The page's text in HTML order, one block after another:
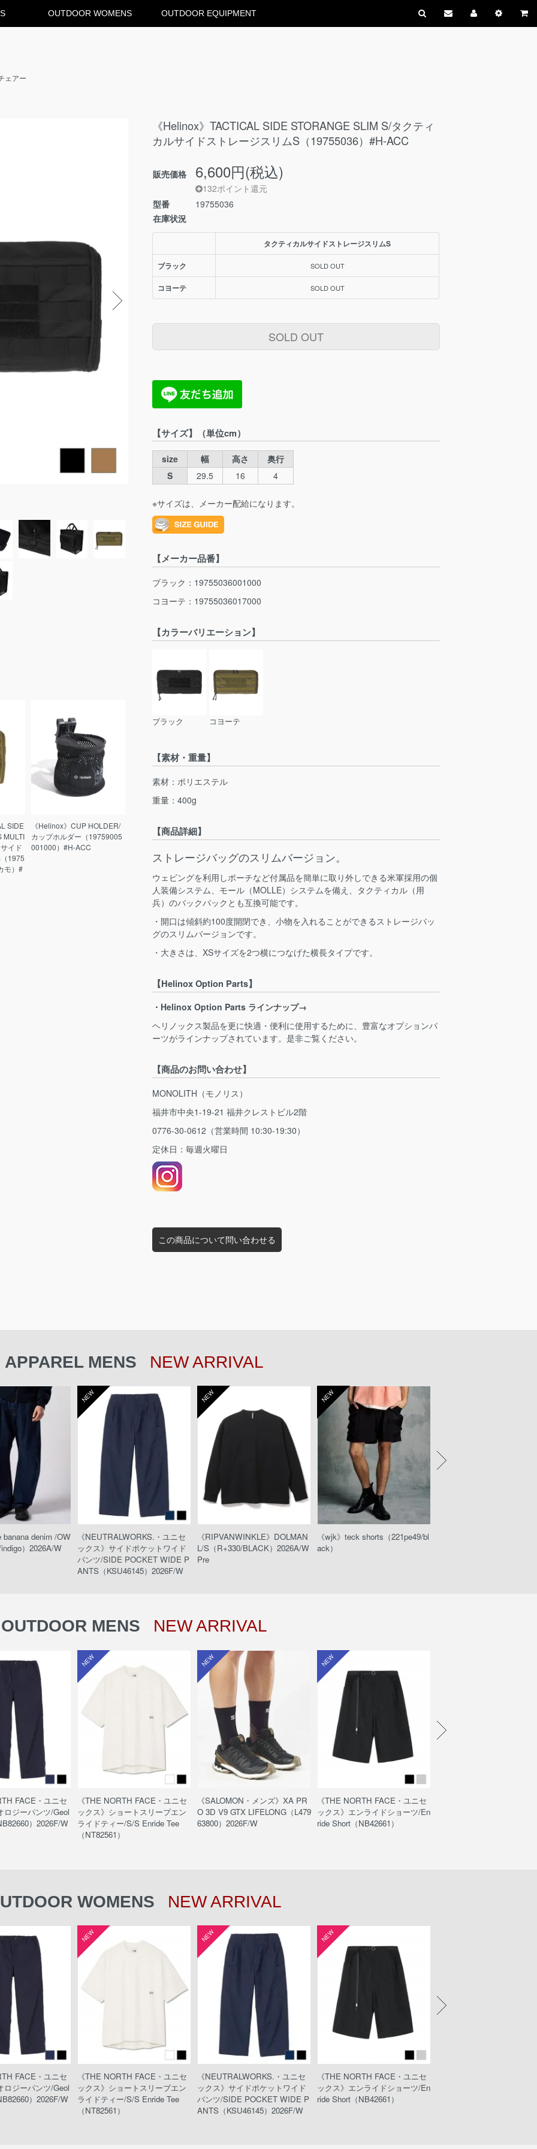
OUTDOOR WOMENS OUTDOOR EQUIPMENT
ェアー
SIDE
MULTI
イド
1975
モ）#
《Helinox》CUP HOLDER/
カップホルダー（19759005
001000）#H-ACC
《Helinox》TACTICAL SIDE STORANGE SLIM S/タクティ
カルサイドストレージスリムS（19755036）#H-ACC
販売価格 6,600円(税込)
132ポイント還元
型番
19755036
在庫状況
タクティカルサイドストレージスリムS
ブラック SOLD OUT
コヨーテ SOLD OUT
SOLD OUT
【サイズ】（単位cm）
size 幅 高さ
奥行
S
29.5 16 4
※サイズは、メーカー配給になります。
【メーカー品番】
ブラック：19755036001000
コヨーテ：19755036017000
【カラーバリエーション】
ブラック コヨーテ
【素材・重量】
素材：ポリエステル
重量：400g
【商品詳細】
ストレージバッグのスリムバージョン。
ウェビングを利用しポーチなど付属品を簡単に取り外しできる米軍採用の個
人装備システム、モール（MOLLE）システムを備え、タクティカル（用
兵）のバックパックとも互換可能です。
・開口は傾斜約100度開閉でき、小物を入れることができるストレージバッ
グのスリムバージョンです。
・大きさは、XSサイズを2つ横につなげた横長タイプです。
【Helinox Option Parts】
・Helinox Option Parts ラインナップ→
ヘリノックス製品を更に快適・便利に使用するために、豊富なオプションパ
ーツがラインナップされています。是非ご覧ください。
【商品のお問い合わせ】
MONOLITH（モノリス）
福井市中央1-19-21 福井クレストビル2階
0776-30-0612（営業時間 10:30-19:30）
定休日：毎週火曜日
この商品について問い合わせる
APPAREL MENS NEW ARRIVAL
banana denim /OW
）2026A/W
NEW
《NEUTRALWORKS.・ユニセ
ックス》サイドポケットワイド
パンツ/SIDE POCKET WIDE P
ANTS（KSU46145）2026F/W
NEW
《RIPVANWINKLE》DOLMAN
L/S（R+330/BLACK）2026A/W
Pre
NEW
《wjk》teck shorts（221pe49/bl
ack）
OUTDOOR MENS NEW ARRIVAL
FACE・ユニセ
ロジーパンツ/Geol
）2026F/W
NEW
《THE NORTH FACE・ユニセ
ックス》ショートスリーブエン
ライドティー/S/S Enride Tee
（NT82561）
NEW
《SALOMON・メンズ》XA PR
O 3D V9 GTX LIFELONG（L479
63800）2026F/W
NEW
《THE NORTH FACE・ユニセ
ックス》エンライドショーツ/En
ride Short（NB42661）
WOMENS NEW ARRIVAL
FACE・ユニセ
ロジーパンツ/Geol
）2026F/W
NEW
《THE NORTH FACE・ユニセ
ックス》ショートスリーブエン
ライドティー/S/S Enride Tee
（NT82561）
NEW
《NEUTRALWORKS.・ユニセ
ックス》サイドポケットワイド
パンツ/SIDE POCKET WIDE P
ANTS（KSU46145）2026F/W
NEW
《THE NORTH FACE・ユニセ
ックス》エンライドショーツ/En
ride Short（NB42661）